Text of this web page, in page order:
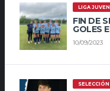
LIGA
FIN DE
GOLES
10/09/2023